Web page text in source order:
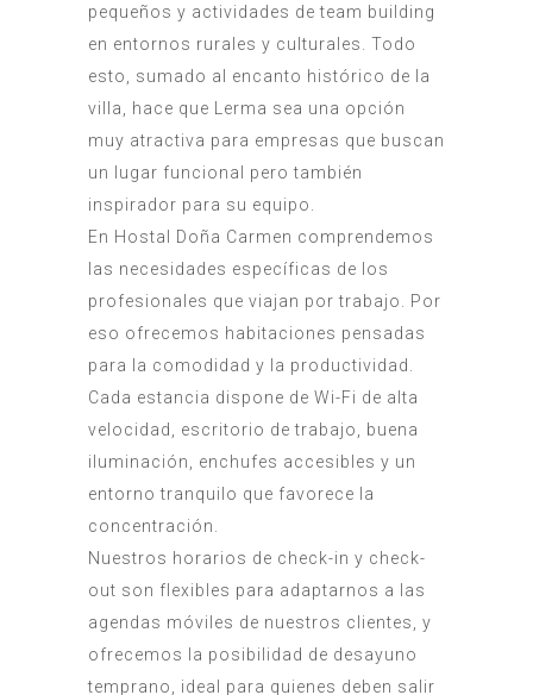
pequeños y actividades de team building
en entornos rurales y culturales. Todo
esto, sumado al encanto histórico de la
villa, hace que Lerma sea una opción
muy atractiva para empresas que buscan
un lugar funcional pero también
inspirador para su equipo.
En Hostal Doña Carmen comprendemos
las necesidades específicas de los
profesionales que viajan por trabajo. Por
eso ofrecemos habitaciones pensadas
para la comodidad y la productividad.
Cada estancia dispone de Wi-Fi de alta
velocidad, escritorio de trabajo, buena
iluminación, enchufes accesibles y un
entorno tranquilo que favorece la
concentración.
Nuestros horarios de check-in y check-
out son flexibles para adaptarnos a las
agendas móviles de nuestros clientes, y
ofrecemos la posibilidad de desayuno
temprano, ideal para quienes deben salir